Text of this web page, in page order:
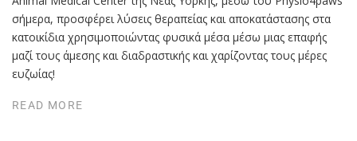
σήμερα, προσφέρει λύσεις θεραπείας και αποκατάστασης στα
κατοικίδια χρησιμοποιώντας φυσικά μέσα μέσω μιας επαφής
μαζί τους άμεσης και διαδραστικής και χαρίζοντας τους μέρες
ευζωίας!
READ MORE